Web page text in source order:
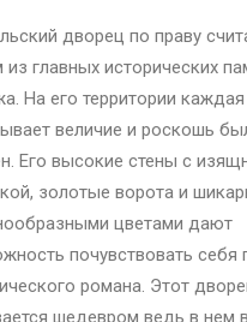
дворец по праву
главных исторических
На его территории
величие и роскошь
Его высокие стены с
золотые ворота и
цветами дают
почувствовать себя
романа. Этот
шедевром ведь в нем